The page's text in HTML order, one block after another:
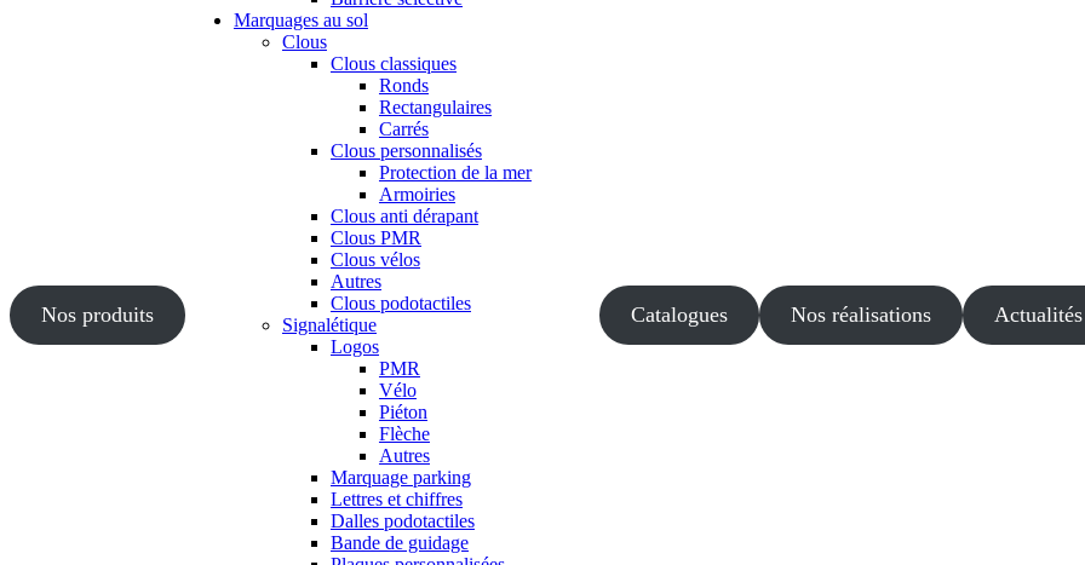
Nos produits
Marquages au sol
Clous
Clous classiques
Ronds
Rectangulaires
Carrés
Clous personnalisés
Protection de la mer
Armoiries
Clous anti dérapant
Clous PMR
Clous vélos
Autres
Clous podotactiles
Signalétique
Logos
PMR
Vélo
Piéton
Flèche
Autres
Marquage parking
Lettres et chiffres
Dalles podotactiles
Bande de guidage
Catalogues Nos réalisations Actualités